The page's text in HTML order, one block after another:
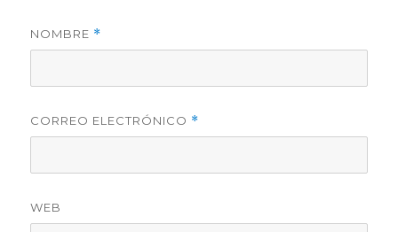
NOMBRE *
CORREO ELECTRÓNICO *
WEB